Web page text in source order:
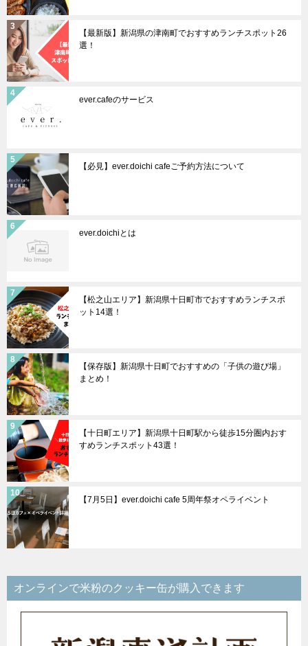
【最新版】新潟県の津南町でおすすめランチスポット26
選！
ever.cafeのサービス
【必見】ever.doichi cafeご予約方法について
ever.doichiとは
【松之山エリア】新潟県十日町市でおすすめランチスポ
ット14選！
【保存版】新潟県十日町でおすすめの「子供の遊び場」
まとめ！
【十日町エリア】新潟県十日町駅から徒歩15分圏内おす
すめランチスポット43選！
【7月5日】ever.doichi cafe 5周年祭オペライベント
オンラインで米粉のクッキー缶が購入できます